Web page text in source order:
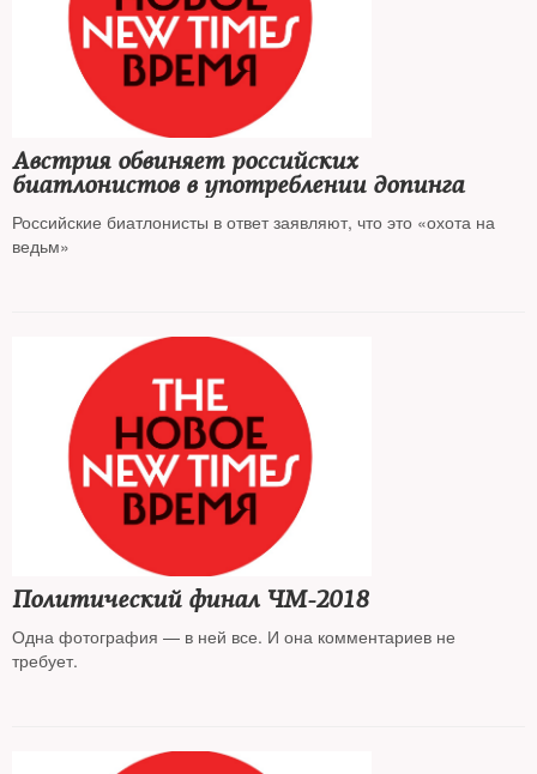
Австрия обвиняет российских
биатлонистов в употреблении допинга
Российские биатлонисты в ответ заявляют, что это «охота на
ведьм»
Политический финал ЧМ-2018
Одна фотография — в ней все. И она комментариев не
требует.